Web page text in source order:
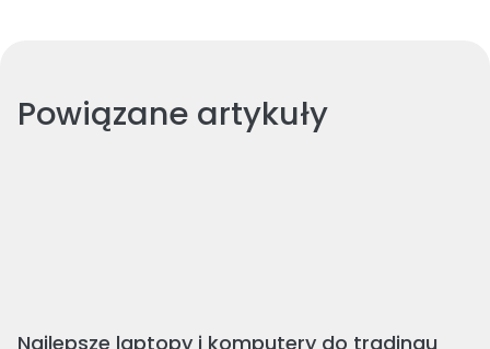
Powiązane artykuły
Najlepsze laptopy i komputery do tradingu